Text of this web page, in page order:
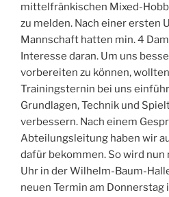
mittelfränkischen Mixed-
zu melden. Nach einer ersten
Mannschaft hatten min. 4
Interesse daran. Um uns
vorbereiten zu können,
Trainingsternin bei uns
Grundlagen, Technik und
verbessern. Nach einem
Abteilungsleitung haben wir
dafür bekommen. So wird nun
Uhr in der Wilhelm-Baum-
neuen Termin am Donnerstag